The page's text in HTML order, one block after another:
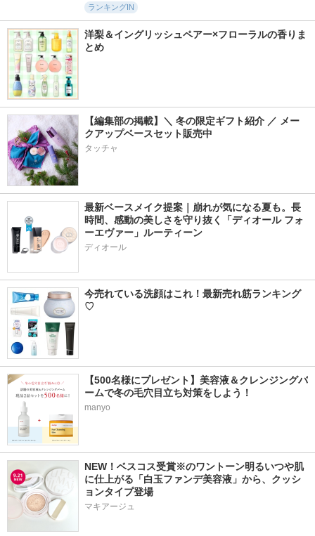
ランキングIN
洋梨＆イングリッシュペアー×フローラルの香りま
とめ
【編集部の掲載】＼ 冬の限定ギフト紹介 ／ メー
クアップベースセット販売中
タッチャ
最新ベースメイク提案｜崩れが気になる夏も。長
時間、感動の美しさを守り抜く「ディオール フォ
ーエヴァー」ルーティーン
ディオール
今売れている洗顔はこれ！最新売れ筋ランキング
♡
【500名様にプレゼント】美容液＆クレンジングバ
ームで冬の毛穴目立ち対策をしよう！
manyo
NEW！ベスコス受賞※のワントーン明るいつや肌
に仕上がる「白玉ファンデ美容液」から、クッシ
ョンタイプ登場
マキアージュ